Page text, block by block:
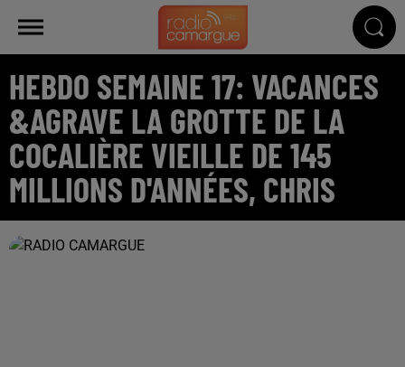
HEBDO SEMAINE 17: VACANCES
&AGRAVE LA GROTTE DE LA
COCALIÈRE VIEILLE DE 145
MILLIONS D'ANNÉES, CHRIS